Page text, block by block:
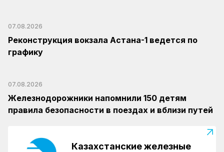
07.08.2026
Реконструкция вокзала Астана-1 ведется по
графику
07.08.2026
Железнодорожники напомнили 150 детям
правила безопасности в поездах и вблизи путей
Казахстанские железные